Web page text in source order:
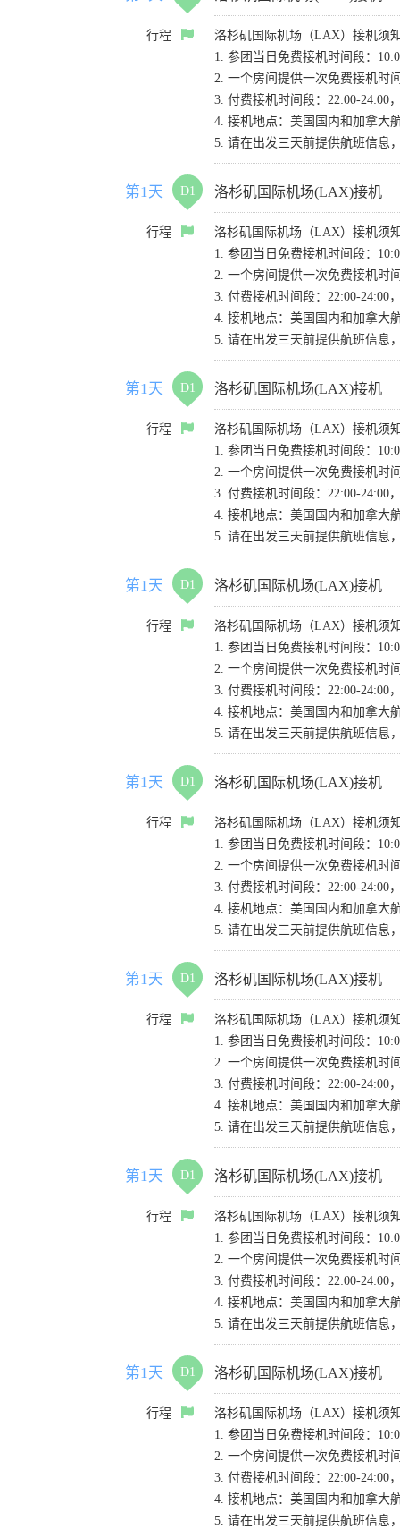
行程
洛杉矶国际机场（LAX）接机须
1. 参团当日免费接机时间段：
2. 一个房间提供一次免费接机时
3. 付费接机时间段：22:00-24:00
4. 接机地点：美国国内和加拿大
5. 请在出发三天前提供航班信息
第1天 D1 洛杉矶国际机场(LAX)接机
行程
洛杉矶国际机场（LAX）接机须
1. 参团当日免费接机时间段：
2. 一个房间提供一次免费接机时
3. 付费接机时间段：22:00-24:00
4. 接机地点：美国国内和加拿大
5. 请在出发三天前提供航班信息
第1天 D1 洛杉矶国际机场(LAX)接机
行程
洛杉矶国际机场（LAX）接机须
1. 参团当日免费接机时间段：
2. 一个房间提供一次免费接机时
3. 付费接机时间段：22:00-24:00
4. 接机地点：美国国内和加拿大
5. 请在出发三天前提供航班信息
第1天 D1 洛杉矶国际机场(LAX)接机
行程
洛杉矶国际机场（LAX）接机须
1. 参团当日免费接机时间段：
2. 一个房间提供一次免费接机时
3. 付费接机时间段：22:00-24:00
4. 接机地点：美国国内和加拿大
5. 请在出发三天前提供航班信息
第1天 D1 洛杉矶国际机场(LAX)接机
行程
洛杉矶国际机场（LAX）接机须
1. 参团当日免费接机时间段：
2. 一个房间提供一次免费接机时
3. 付费接机时间段：22:00-24:00
4. 接机地点：美国国内和加拿大
5. 请在出发三天前提供航班信息
第1天 D1 洛杉矶国际机场(LAX)接机
行程
洛杉矶国际机场（LAX）接机须
1. 参团当日免费接机时间段：
2. 一个房间提供一次免费接机时
3. 付费接机时间段：22:00-24:00
4. 接机地点：美国国内和加拿大
5. 请在出发三天前提供航班信息
第1天 D1 洛杉矶国际机场(LAX)接机
行程
洛杉矶国际机场（LAX）接机须
1. 参团当日免费接机时间段：
2. 一个房间提供一次免费接机时
3. 付费接机时间段：22:00-24:00
4. 接机地点：美国国内和加拿大
5. 请在出发三天前提供航班信息
第1天 D1 洛杉矶国际机场(LAX)接机
行程
洛杉矶国际机场（LAX）接机须
1. 参团当日免费接机时间段：
2. 一个房间提供一次免费接机时
3. 付费接机时间段：22:00-24:00
4. 接机地点：美国国内和加拿大
5. 请在出发三天前提供航班信息